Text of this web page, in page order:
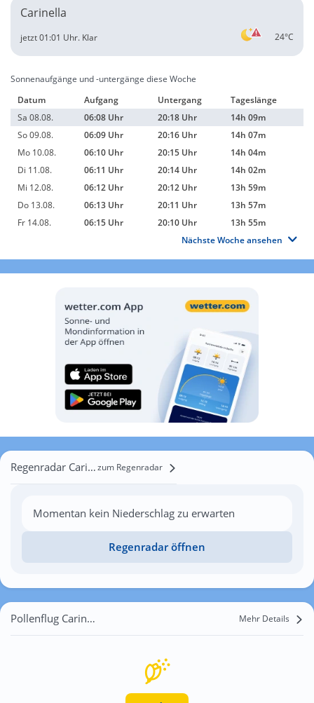
Carinella
24°C
jetzt 01:01 Uhr. Klar
Sonnenaufgänge und -untergänge diese Woche
Datum
Aufgang Untergang
Tageslänge
Sa 08.08.
06:08 Uhr 20:18 Uhr
14h 09m
So 09.08.
06:09 Uhr 20:16 Uhr
14h 07m
Mo 10.08.
06:10 Uhr 20:15 Uhr
14h 04m
Di 11.08.
06:11 Uhr 20:14 Uhr
14h 02m
Mi 12.08.
06:12 Uhr 20:12 Uhr
13h 59m
Do 13.08.
06:13 Uhr 20:11 Uhr
13h 57m
Fr 14.08.
06:15 Uhr 20:10 Uhr
13h 55m
Nächste Woche ansehen
Regenradar Carinellazum Regenradar
Momentan kein Niederschlag zu erwarten
Regenradar öffnen
Pollenflug Carinella Mehr Details